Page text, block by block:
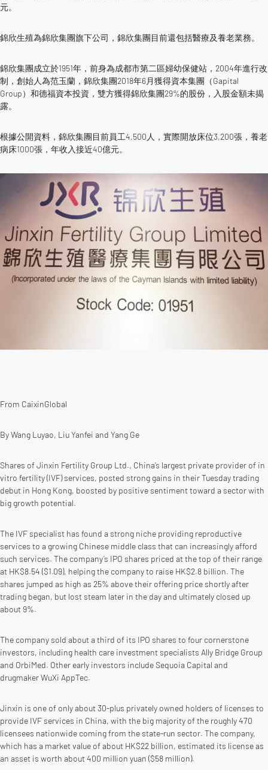
元。
錦欣生殖為錦欣集團旗下公司，錦欣集團目前還包括醫療及養老業務。
錦欣集團成立於1951年，前身為成都市第二區婦幼保健站，2004年進行改
制，創始人為范玉蘭，錦欣集團2018年6月獲得資本集團（Gapital
Group）和德福資本投資，雙方獲得錦欣集團29%的股份，入股金額未揭
露。
根據公開資料，錦欣集團目前員工4,500人，實際開放床位3,200張，養老
病床1000張，年收入接近40億元。
From CaixinGlobal
By Wang Luyao, Liu Yanfei and Yang Ge
Shares of Jinxin Fertility Group Ltd., China’s largest private provider of in
vitro fertility (IVF) services, posted strong gains in their Tuesday trading
debut in Hong Kong, boosted by positive sentiment toward a sector with
big growth potential.
The IVF specialist has found a strong niche providing reproductive
services to a growing Chinese middle class that can increasingly afford
such services. The company’s IPO shares priced at the top of their range
at HK$8.54 ($1.09), helping the company to raise HK$2.8 billion. The
shares jumped as high as 25% above their offering price shortly after
trading began, but lost steam later in the day and ultimately closed up
about 9%.
The company sold about a third of its IPO shares to four cornerstone
investors, including health care investment specialists Ally Bridge Group
and OrbiMed. Other early investors include Sequoia Capital and
drugmaker WuXi AppTec.
Jinxin is one of only about 30-plus privately owned holders of licenses to
provide IVF services in China, with the big majority of the roughly 470
licensees nationwide coming from the state-run sector. The company,
which has a market value of about HK$22 billion, estimated its license as
an asset is worth about 400 million yuan ($58 million).